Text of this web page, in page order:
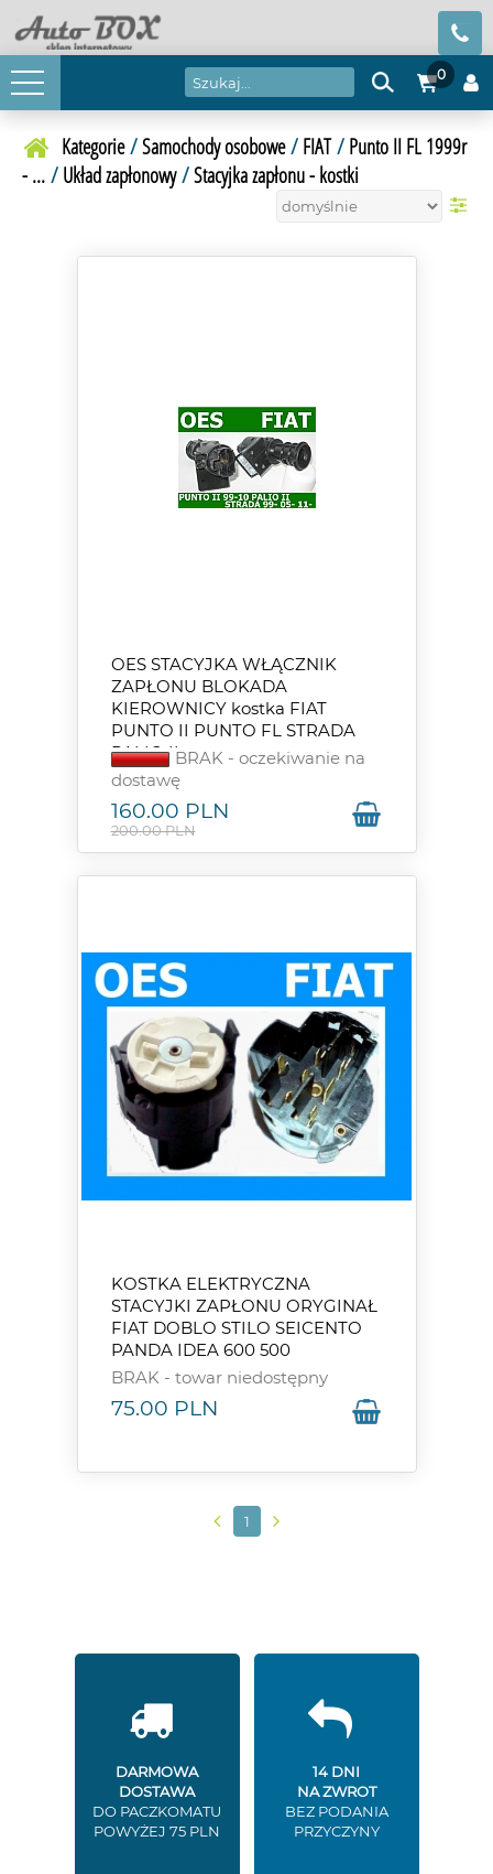
0
Kategorie/Samochody osobowe/ FIAT/ Punto II FL 1999r
- ... / Układ zapłonowy/Stacyjka zapłonu - kostki
OES STACYJKA WŁĄCZNIK
ZAPŁONU BLOKADA
KIEROWNICY kostka FIAT
PUNTO II PUNTO FL STRADA
PALIO IIBRAK - oczekiwanie na
dostawę
160.00 PLN
200.00 PLN
KOSTKA ELEKTRYCZNA
STACYJKI ZAPŁONU ORYGINAŁ
FIAT DOBLO STILO SEICENTO
PANDA IDEA 600 500
BRAK - towar niedostępny
75.00 PLN
1
DARMOWA
DOSTAWA
DO PACZKOMATU
POWYŻEJ 75 PLN
14 DNI
NA ZWROT
BEZ PODANIA
PRZYCZYNY